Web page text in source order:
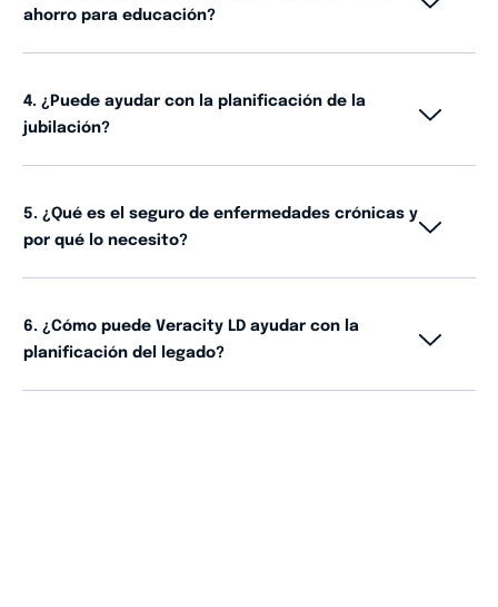
ahorro para educación?
4. ¿Puede ayudar con la planificación de la
jubilación?
5. ¿Qué es el seguro de enfermedades crónicas y
por qué lo necesito?
6. ¿Cómo puede Veracity LD ayudar con la
planificación del legado?